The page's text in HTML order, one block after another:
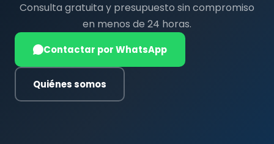
Consulta gratuita y presupuesto sin compromiso
en menos de 24 horas.
Contactar por WhatsApp
Quiénes somos